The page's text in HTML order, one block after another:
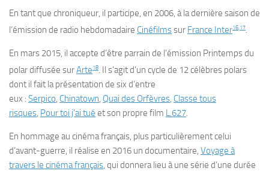
En tant que chroniqueur, il participe, en 2006, à la dernière saison de
l’émission de radio hebdomadaire Cinéfilmssur France Inter16 17.
En mars 2015, il accepte d’être parrain de l’émission Printemps du
polardiffusée surArte18. Il s’agit d’un cycle de 12 célèbres polars
dont il fait la présentation de six d’entre
eux : Serpico, Chinatown, Quai des Orfèvres, Classe tous
risques, Pour toi j’ai tué et son propre film L.627.
En hommage au cinéma français, plus particulièrement celui
d’avant-guerre, il réalise en 2016 un documentaire, Voyage à
travers le cinéma français, qui donnera lieu à une série d’une durée